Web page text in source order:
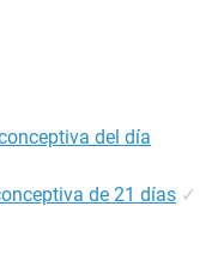
del día
de 21 días ✓